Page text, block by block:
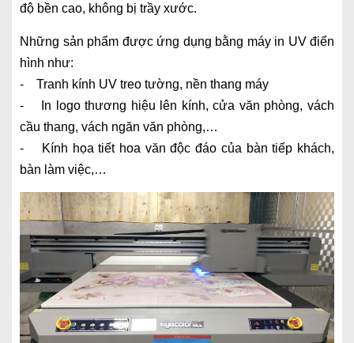
độ bền cao, không bị trầy xước.
Những sản phẩm được ứng dụng bằng máy in UV điển
hình như:
- Tranh kính UV treo tường, nền thang máy
- In logo thương hiệu lên kính, cửa văn phòng, vách
cầu thang, vách ngăn văn phòng,…
- Kính họa tiết hoa văn độc đáo của bàn tiếp khách,
bàn làm việc,…